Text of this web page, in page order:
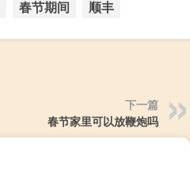
春节期间 顺丰
下一篇
春节家里可以放鞭炮吗